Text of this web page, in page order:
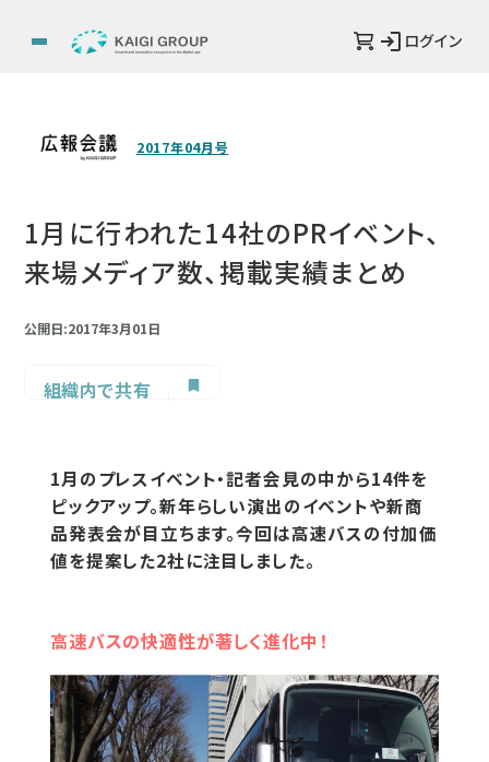
ログイン
2017年04月号
1月に行われた14社のPRイベント、
来場メディア数、掲載実績まとめ
公開日:2017年3月01日
組織内で共有
1月のプレスイベント・記者会見の中から14件を
ピックアップ。新年らしい演出のイベントや新商
品発表会が目立ちます。今回は高速バスの付加価
値を提案した2社に注目しました。
高速バスの快適性が著しく進化中！